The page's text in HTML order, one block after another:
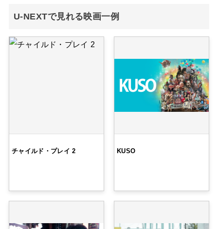
U-NEXTで見れる映画一例
チャイルド・プレイ 2 KUSO